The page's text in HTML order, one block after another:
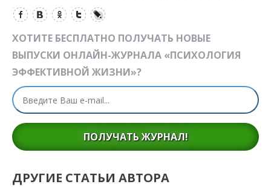
ХОТИТЕ БЕСПЛАТНО ПОЛУЧАТЬ НОВЫЕ
ВЫПУСКИ ОНЛАЙН-ЖУРНАЛА «ПСИХОЛОГИЯ
ЭФФЕКТИВНОЙ ЖИЗНИ»?
ПОЛУЧАТЬ ЖУРНАЛ!
ДРУГИЕ СТАТЬИ АВТОРА